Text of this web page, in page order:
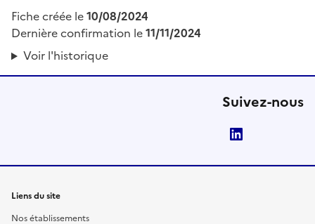
Fiche créée le10/08/2024
Dernière confirmation le11/11/2024
Voir l'historique
Suivez-nous
Liens du site
Nos établissements